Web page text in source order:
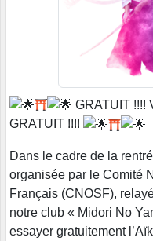
GRATUIT
GRATUIT !!!!
Dans le cadre de la
organisée par le Comité
Français (CNOSF),
notre club « Midori No
essayer gratuitement